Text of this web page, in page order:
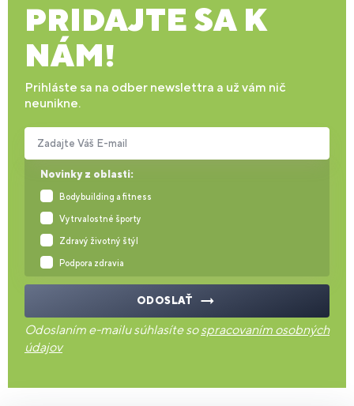
PRIDAJTE SA K
NÁM!
Prihláste sa na odber newslettra a už vám nič
neunikne.
Novinky z oblasti:
Bodybuilding a fitness
Vytrvalostné športy
Zdravý životný štýl
Podpora zdravia
Zadajte Váš E-mail
ODOSLAŤ
Odoslaním e-mailu súhlasíte sospracovaním osobných
údajov